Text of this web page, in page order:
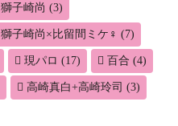
獅子崎尚 (3)
獅子崎尚×比留間ミケ♀ (7)
現パロ (17) 百合 (4)
高崎真白+高崎玲司 (3)